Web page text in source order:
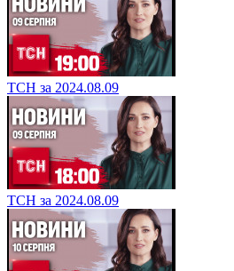
ТСН за 2024.08.09
ТСН за 2024.08.09